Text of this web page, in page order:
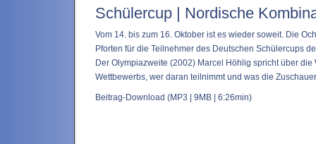
Schülercup | Nordische
Vom 14. bis zum 16. Oktober ist es wieder soweit. Die
Pforten für die Teilnehmer des Deutschen Schülercups
Der Olympiazweite (2002) Marcel Höhlig spricht über die
Wettbewerbs, wer daran teilnimmt und was die
Beitrag-Download (MP3 | 9MB | 6:26min)